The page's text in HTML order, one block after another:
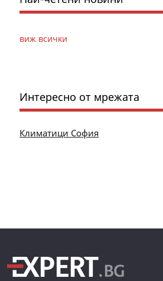
виж всички
Интересно от мрежата
Климатици София